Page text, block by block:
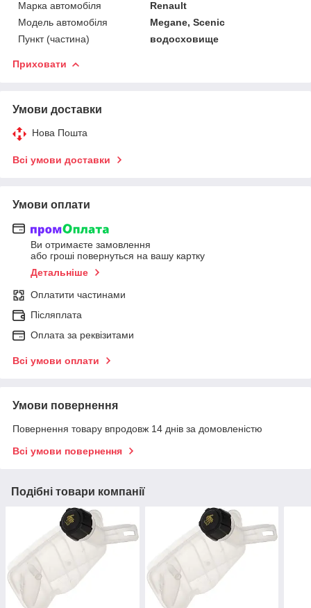
Марка автомобіля
Renault
Модель автомобіля
Megane, Scenic
Пункт (частина)
водосховище
Приховати
Умови доставки
Нова Пошта
Всі умови доставки
Умови оплати
Ви отримаєте замовлення
або гроші повернуться на вашу картку
Детальніше
Оплатити частинами
Післяплата
Оплата за реквізитами
Всі умови оплати
Умови повернення
Повернення товару впродовж 14 днів за домовленістю
Всі умови повернення
Подібні товари компанії